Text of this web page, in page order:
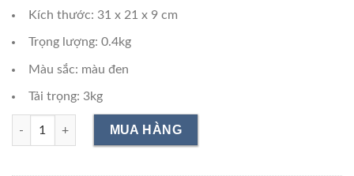
Kích thước: 31 x 21 x 9 cm
Trọng lượng: 0.4kg
Màu sắc: màu đen
Tải trọng: 3kg
Túi Đeo Chéo KINGBAG ORI số lượng